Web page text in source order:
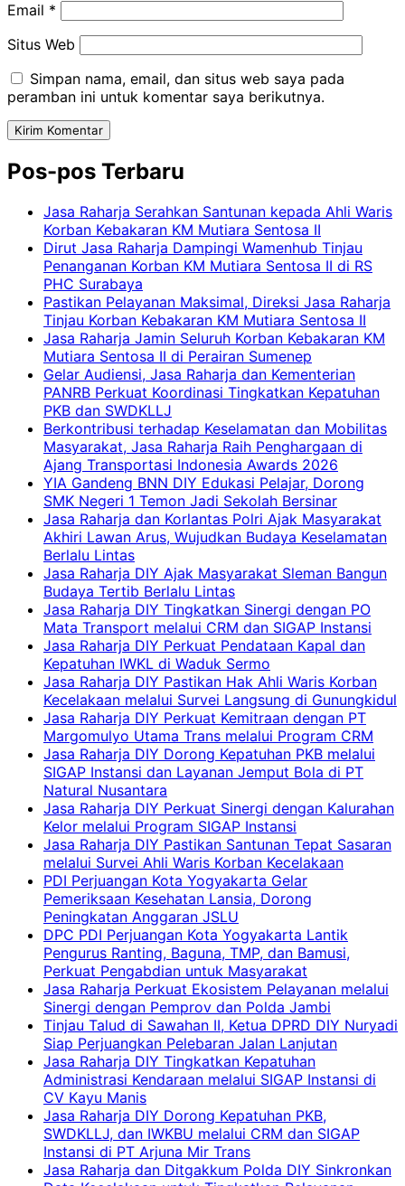
Email *
Situs Web
Simpan nama, email, dan situs web saya pada
peramban ini untuk komentar saya berikutnya.
Pos-pos Terbaru
Jasa Raharja Serahkan Santunan kepada Ahli Waris
Korban Kebakaran KM Mutiara Sentosa II
Dirut Jasa Raharja Dampingi Wamenhub Tinjau
Penanganan Korban KM Mutiara Sentosa II di RS
PHC Surabaya
Pastikan Pelayanan Maksimal, Direksi Jasa Raharja
Tinjau Korban Kebakaran KM Mutiara Sentosa II
Jasa Raharja Jamin Seluruh Korban Kebakaran KM
Mutiara Sentosa II di Perairan Sumenep
Gelar Audiensi, Jasa Raharja dan Kementerian
PANRB Perkuat Koordinasi Tingkatkan Kepatuhan
PKB dan SWDKLLJ
Berkontribusi terhadap Keselamatan dan Mobilitas
Masyarakat, Jasa Raharja Raih Penghargaan di
Ajang Transportasi Indonesia Awards 2026
YIA Gandeng BNN DIY Edukasi Pelajar, Dorong
SMK Negeri 1 Temon Jadi Sekolah Bersinar
Jasa Raharja dan Korlantas Polri Ajak Masyarakat
Akhiri Lawan Arus, Wujudkan Budaya Keselamatan
Berlalu Lintas
Jasa Raharja DIY Ajak Masyarakat Sleman Bangun
Budaya Tertib Berlalu Lintas
Jasa Raharja DIY Tingkatkan Sinergi dengan PO
Mata Transport melalui CRM dan SIGAP Instansi
Jasa Raharja DIY Perkuat Pendataan Kapal dan
Kepatuhan IWKL di Waduk Sermo
Jasa Raharja DIY Pastikan Hak Ahli Waris Korban
Kecelakaan melalui Survei Langsung di Gunungkidul
Jasa Raharja DIY Perkuat Kemitraan dengan PT
Margomulyo Utama Trans melalui Program CRM
Jasa Raharja DIY Dorong Kepatuhan PKB melalui
SIGAP Instansi dan Layanan Jemput Bola di PT
Natural Nusantara
Jasa Raharja DIY Perkuat Sinergi dengan Kalurahan
Kelor melalui Program SIGAP Instansi
Jasa Raharja DIY Pastikan Santunan Tepat Sasaran
melalui Survei Ahli Waris Korban Kecelakaan
PDI Perjuangan Kota Yogyakarta Gelar
Pemeriksaan Kesehatan Lansia, Dorong
Peningkatan Anggaran JSLU
DPC PDI Perjuangan Kota Yogyakarta Lantik
Pengurus Ranting, Baguna, TMP, dan Bamusi,
Perkuat Pengabdian untuk Masyarakat
Jasa Raharja Perkuat Ekosistem Pelayanan melalui
Sinergi dengan Pemprov dan Polda Jambi
Tinjau Talud di Sawahan II, Ketua DPRD DIY Nuryadi
Siap Perjuangkan Pelebaran Jalan Lanjutan
Jasa Raharja DIY Tingkatkan Kepatuhan
Administrasi Kendaraan melalui SIGAP Instansi di
CV Kayu Manis
Jasa Raharja DIY Dorong Kepatuhan PKB,
SWDKLLJ, dan IWKBU melalui CRM dan SIGAP
Instansi di PT Arjuna Mir Trans
Jasa Raharja dan Ditgakkum Polda DIY Sinkronkan